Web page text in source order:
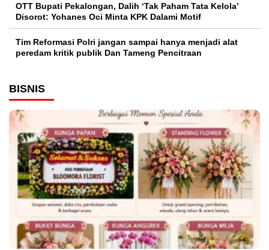
OTT Bupati Pekalongan, Dalih ‘Tak Paham Tata Kelola’
Disorot: Yohanes Oci Minta KPK Dalami Motif
Tim Reformasi Polri jangan sampai hanya menjadi alat
peredam kritik publik Dan Tameng Pencitraan
BISNIS